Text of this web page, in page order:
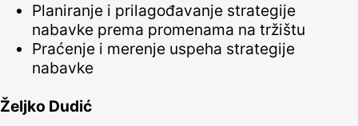
Planiranje i prilagođavanje strategije
nabavke prema promenama na tržištu
Praćenje i merenje uspeha strategije
nabavke
Željko Dudić